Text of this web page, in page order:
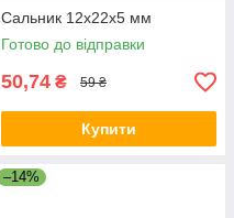
Сальник 12x22x5 мм
Готово до відправки
50,74 ₴ 59 ₴
Купити
–14%